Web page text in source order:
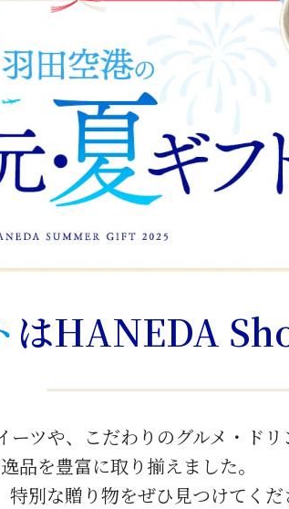
はHANEDA
ツや、こだわりのグルメ・ド
品を豊富に取り揃えました。
別な贈り物をぜひ見つけてく